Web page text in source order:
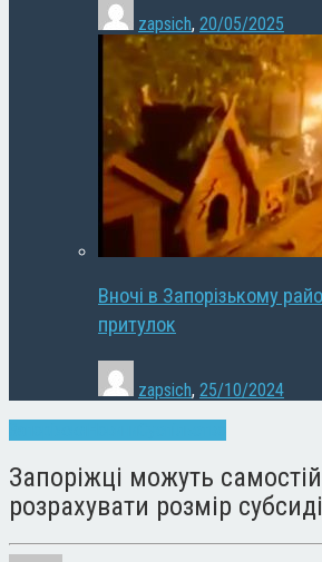
zapsich, 20/05/2025
Вночі в Запорізькому
притулок
zapsich, 25/10/2024
Запоріжці можуть
розрахувати розмір